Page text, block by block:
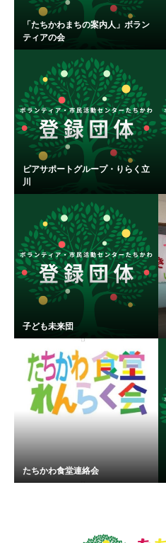
「たちかわまちの案内人」ボラン
ティアの会
ピアサポートグループ・りらく立
川
子ども未来団
たちかわ食堂連絡会